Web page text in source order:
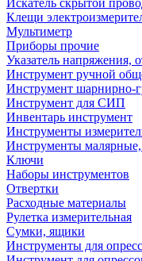
Искатель скрытой
Клещи
Мультиметр
Приборы прочие
Указатель напряжения,
Инструмент ручной
Инструмент шарнирно-
Инструмент для СИП
Инвентарь инструмент
Инструменты
Инструменты
Ключи
Наборы инструментов
Отвертки
Расходные материалы
Рулетка измерительная
Сумки, ящики
Инструменты для